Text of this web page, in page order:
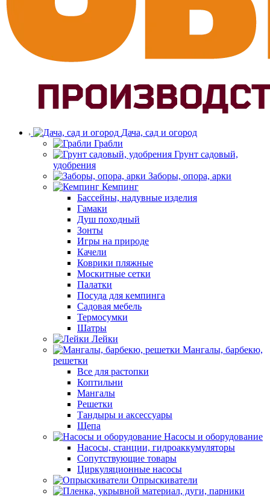
Дача, сад и огород
Грабли
Грунт садовый,
удобрения
Заборы, опора, арки
Кемпинг
Бассейны, надувные изделия
Гамаки
Душ походный
Зонты
Игры на природе
Качели
Коврики пляжные
Москитные сетки
Палатки
Посуда для кемпинга
Садовая мебель
Термосумки
Шатры
Лейки
Мангалы, барбекю,
решетки
Все для растопки
Коптильни
Мангалы
Решетки
Тандыры и аксессуары
Щепа
Насосы и оборудование
Насосы, станции, гидроаккумуляторы
Сопутствующие товары
Циркуляционные насосы
Опрыскиватели